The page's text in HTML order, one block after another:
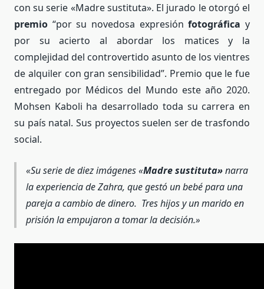
con su serie «Madre sustituta». El jurado le otorgó el
premio “por su novedosa expresiónfotográfica y
por su acierto al abordar los matices y la
complejidad del controvertido asunto de los vientres
de alquiler con gran sensibilidad”. Premio que le fue
entregado por Médicos del Mundo este año 2020.
Mohsen Kaboli ha desarrollado toda su carrera en
su país natal. Sus proyectos suelen ser de trasfondo
social.
«Su serie de diez imágenes «Madre sustituta»narra
la experiencia de Zahra, que gestó un bebé para una
pareja a cambio de dinero. Tres hijos y un marido en
prisión la empujaron a tomar la decisión.»